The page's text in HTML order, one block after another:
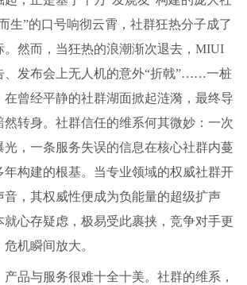
生”的口号响彻云霄，社群狂热分子成了
。然而，当狂热的浪潮渐次退去，MIUI
、发布会上无人机的意外“折戟”……一桩
在曾经平静的社群湖面掀起涟漪，最终导
然转身。社群信任的维系何其微妙：一次
光，一条服务失误的信息在核心社群内蔓
年构建的根基。当专业领域的权威社群开
音，其权威性便成为负能量的超级扩声
就心存疑虑，极易受此裹挟，竞争对手更
机瞬间放大。
品与服务很难十全十美。社群的维系，